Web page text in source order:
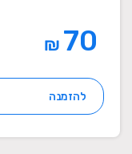
₪
להזמנה